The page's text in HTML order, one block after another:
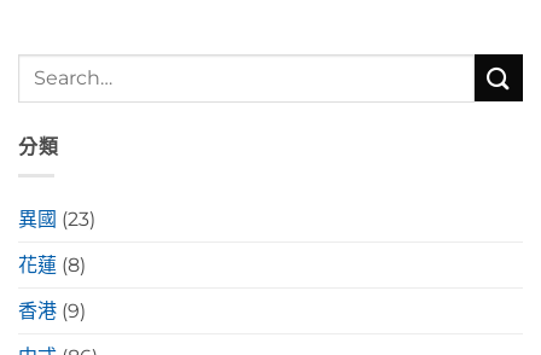
分類
異國 (23)
花蓮 (8)
香港 (9)